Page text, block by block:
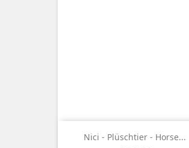
Nici - Plüschtier - Horse...